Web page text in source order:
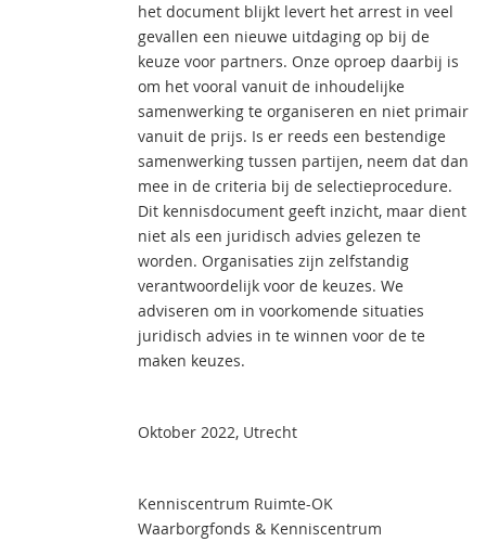
het document blijkt levert het arrest in veel
gevallen een nieuwe uitdaging op bij de
keuze voor partners. Onze oproep daarbij is
om het vooral vanuit de inhoudelijke
samenwerking te organiseren en niet primair
vanuit de prijs. Is er reeds een bestendige
samenwerking tussen partijen, neem dat dan
mee in de criteria bij de selectieprocedure.
Dit kennisdocument geeft inzicht, maar dient
niet als een juridisch advies gelezen te
worden. Organisaties zijn zelfstandig
verantwoordelijk voor de keuzes. We
adviseren om in voorkomende situaties
juridisch advies in te winnen voor de te
maken keuzes.
Oktober 2022, Utrecht
Kenniscentrum Ruimte-OK
Waarborgfonds & Kenniscentrum